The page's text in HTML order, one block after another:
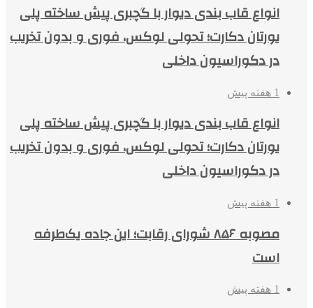
انواع قاب بندی دیوار با گچبری پیش ساخته پلی
یورتان دکارت؛ تحولی لوکس، فوری و بدون تخریب
در دکوراسیون داخلی
1 هفته پیش
انواع قاب بندی دیوار با گچبری پیش ساخته پلی
یورتان دکارت؛ تحولی لوکس، فوری و بدون تخریب
در دکوراسیون داخلی
1 هفته پیش
مصوبه ۸۵۶ شورای رقابت؛ این جاده یک‌طرفه
است
1 هفته پیش